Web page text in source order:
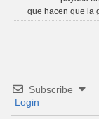
que hacen que la
Subscribe
Login